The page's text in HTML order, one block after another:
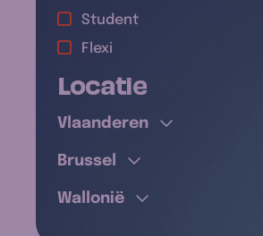
Student
Flexi
Locatie
Vlaanderen
Vlaams-Brabant
West-Vlaanderen
Brussel
Brussel
Wallonië
Waals-Brabant
Luxemburg
Namen